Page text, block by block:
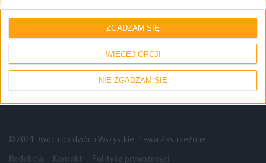
przycisk "Prywatność" na dole strony.
WIĘCEJ OPCJI
NIE ZGADZAM SIĘ
ZGADZAM SIĘ
Gadżety osobiste Recenzje Recenzje sprzętu
Recenzja Samsung Gear 2 – godny
następca Galaxy Gear
© 2024 Dwóch po dwóch Wszystkie Prawa Zastrzeżone
Redakcja Kontakt Polityka prywatności